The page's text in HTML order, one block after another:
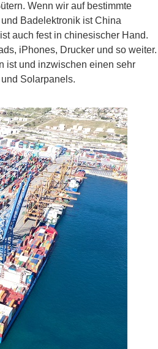
Wenn wir auf bestimmte
Badelektronik ist China
auch fest in chinesischer Hand.
iPhones, Drucker und so weiter.
ist und inzwischen einen sehr
Solarpanels.